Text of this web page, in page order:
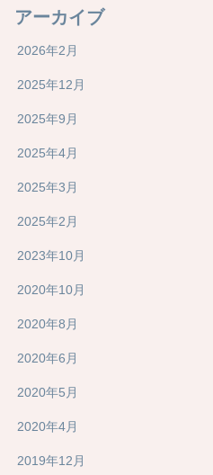
アーカイブ
2026年2月
2025年12月
2025年9月
2025年4月
2025年3月
2025年2月
2023年10月
2020年10月
2020年8月
2020年6月
2020年5月
2020年4月
2019年12月